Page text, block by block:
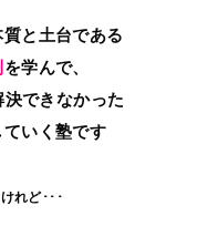
と土台である
を学んで、
できなかった
いく塾です
れど･･･